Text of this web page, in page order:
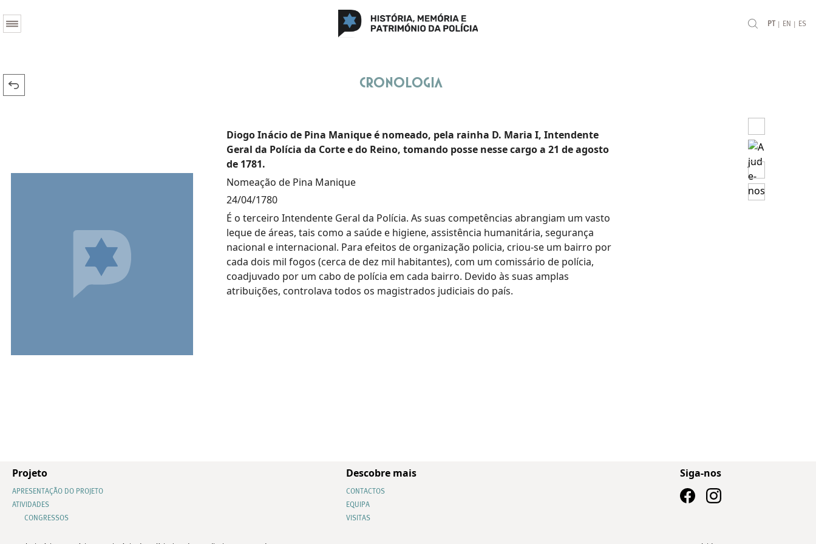
PT | EN | ES
Cronologia
Diogo Inácio de Pina Manique é nomeado, pela rainha D. Maria I, Intendente
Geral da Polícia da Corte e do Reino, tomando posse nesse cargo a 21 de agosto
de 1781.
Nomeação de Pina Manique
24/04/1780
É o terceiro Intendente Geral da Polícia. As suas competências abrangiam um vasto
leque de áreas, tais como a saúde e higiene, assistência humanitária, segurança
nacional e internacional. Para efeitos de organização policia, criou-se um bairro por
cada dois mil fogos (cerca de dez mil habitantes), com um comissário de polícia,
coadjuvado por um cabo de polícia em cada bairro. Devido às suas amplas
atribuições, controlava todos os magistrados judiciais do país.
Projeto
APRESENTAÇÃO DO PROJETO
ATIVIDADES
CONGRESSOS
Descobre mais
CONTACTOS
EQUIPA
VISITAS
Siga-nos